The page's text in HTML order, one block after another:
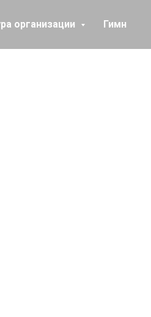
организации Гимн